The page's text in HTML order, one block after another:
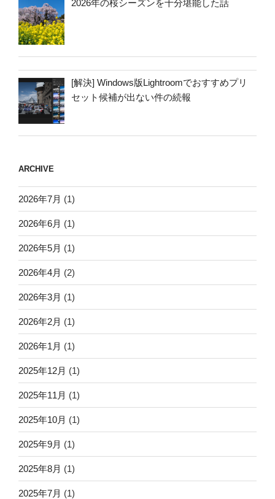
2026年の桜シーズンを十分堪能した話
[解決] Windows版Lightroomでおすすめプリ
セット候補が出ない件の続報
ARCHIVE
2026年7月 (1)
2026年6月 (1)
2026年5月 (1)
2026年4月 (2)
2026年3月 (1)
2026年2月 (1)
2026年1月 (1)
2025年12月 (1)
2025年11月 (1)
2025年10月 (1)
2025年9月 (1)
2025年8月 (1)
2025年7月 (1)